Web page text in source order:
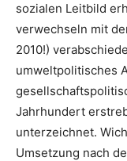
sozialen Leitbild
verwechseln mit
2010!)
umweltpolitisches
Jahrhundert
unterzeichnet.
Umsetzung nach